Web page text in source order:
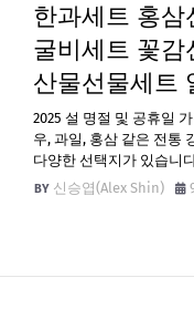
한과세트 홍
굴비세트 꽃
산물선물세트
2025 설 명절 및 공휴일
우, 과일, 홍삼 같은 전통
다양한 선택지가 있습니
신승엽(Alex Shin)